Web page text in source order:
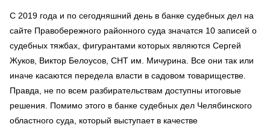
С 2019 года и по сегодняшний день в банке судебных дел на
сайте Правобережного районного суда значатся 10 записей о
судебных тяжбах, фигурантами которых являются Сергей
Жуков, Виктор Белоусов, СНТ им. Мичурина. Все они так или
иначе касаются передела власти в садовом товариществе.
Правда, не по всем разбирательствам доступны итоговые
решения. Помимо этого в банке судебных дел Челябинского
областного суда, который выступает в качестве